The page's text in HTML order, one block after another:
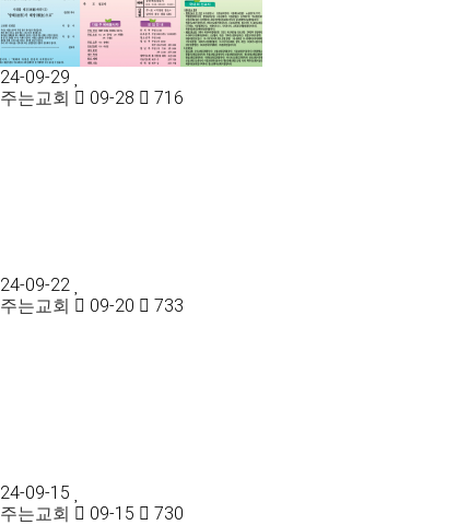
24-09-29
주는교회
09-28 716
24-09-22
주는교회
09-20 733
24-09-15
주는교회
09-15 730